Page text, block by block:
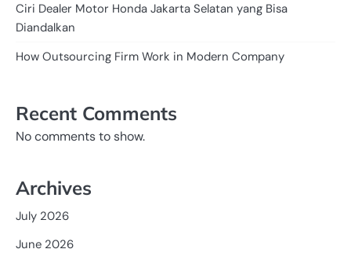
Ciri Dealer Motor Honda Jakarta Selatan yang Bisa
Diandalkan
How Outsourcing Firm Work in Modern Company
Recent Comments
No comments to show.
Archives
July 2026
June 2026